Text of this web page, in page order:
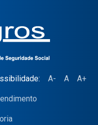
A- A A+